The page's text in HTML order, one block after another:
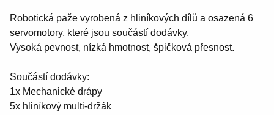
Robotická paže vyrobená z hliníkových dílů a osazená 6
servomotory, které jsou součástí dodávky.
Vysoká pevnost, nízká hmotnost, špičková přesnost.
Součástí dodávky:
1x Mechanické drápy
5x hliníkový multi-držák